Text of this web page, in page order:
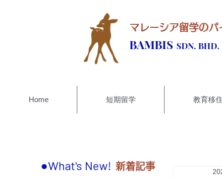
マレーシア留学のパ
BAMBIS SDN. BHD.
Home 短期留学 教育移
●What's New! 新着記事